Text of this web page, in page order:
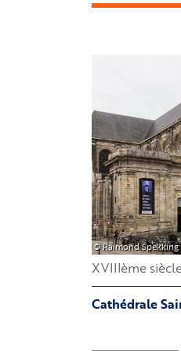
© Raimond
XVIIIème
Cathédrale